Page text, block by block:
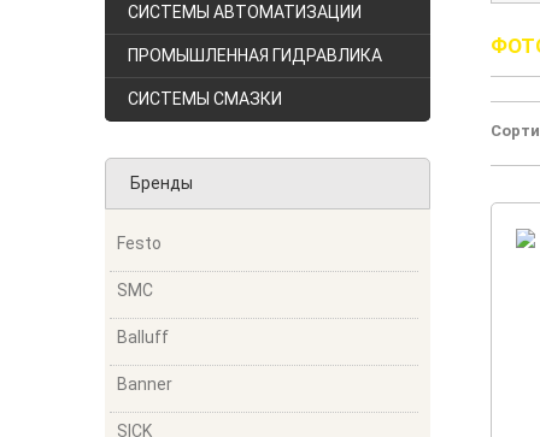
СИСТЕМЫ АВТОМАТИЗАЦИИ
ПРОМЫШЛЕННАЯ ГИДРАВЛИКА
СИСТЕМЫ СМАЗКИ
Бренды
Festo
SMC
Balluff
Banner
SICK